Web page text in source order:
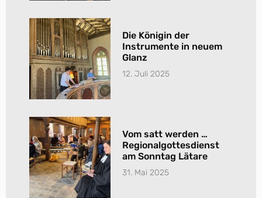
Die Königin der
Instrumente in neuem
Glanz
12. Juli 2025
Vom satt werden …
Regionalgottesdienst
am Sonntag Lätare
31. Mai 2025